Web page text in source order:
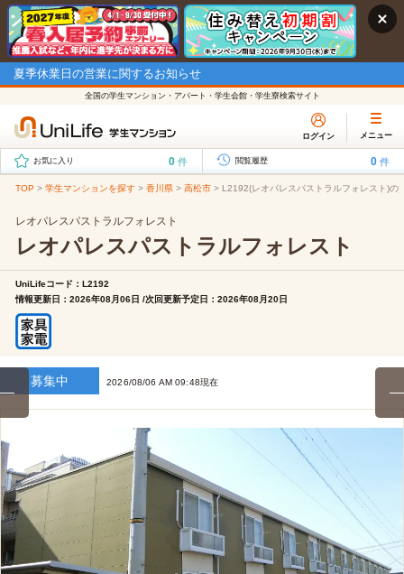
夏季休業日の営業に関するお知らせ
全国の学生マンション・アパート・学生会館・学生寮検索サイト
ログイン メニュー
お気に入り 0 件 閲覧履歴 0 件
TOP > 学生マンションを探す > 香川県 > 高松市 > L2192(レオパレスパストラルフォレスト)の
レオパレスパストラルフォレスト
レオパレスパストラルフォレスト
UniLifeコード：L2192
情報更新日：2026年08月06日 /次回更新予定日：2026年08月20日
募集中 2026/08/06 AM 09:48現在